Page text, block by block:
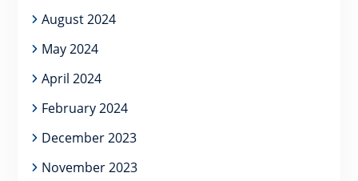
August 2024
May 2024
April 2024
February 2024
December 2023
November 2023